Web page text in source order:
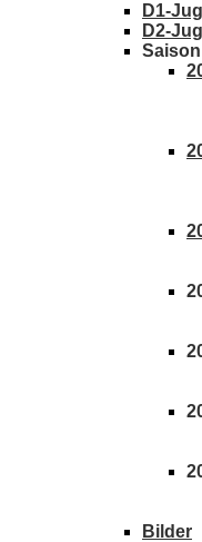
D1-
D2-
Saison
Bilder